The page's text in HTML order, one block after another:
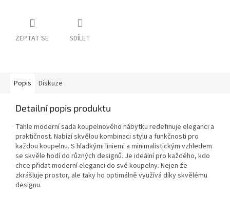
ZEPTAT SE SDÍLET
Popis Diskuze
Detailní popis produktu
Tahle moderní sada koupelnového nábytku redefinuje eleganci a
praktičnost. Nabízí skvělou kombinaci stylu a funkčnosti pro
každou koupelnu. S hladkými liniemi a minimalistickým vzhledem
se skvěle hodí do různých designů. Je ideální pro každého, kdo
chce přidat moderní eleganci do své koupelny. Nejen že
zkrášluje prostor, ale taky ho optimálně využívá díky skvělému
designu.